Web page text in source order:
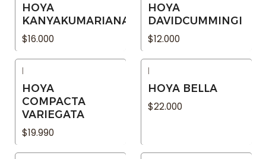
HOYA
KANYAKUMARIANA
$16.000
HOYA
DAVIDCUMMINGI
$12.000
|
HOYA
COMPACTA
VARIEGATA
$19.990
|
HOYA BELLA
$22.000